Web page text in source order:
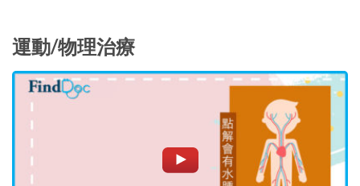
運動/物理治療